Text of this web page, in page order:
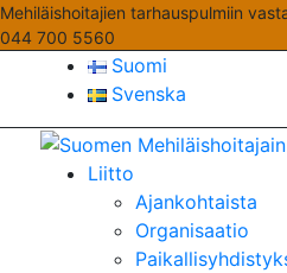
Mehiläishoitajien tarhauspulmiin
044 700 5560
Suomi
Svenska
Liitto
Ajankohtaista
Organisaatio